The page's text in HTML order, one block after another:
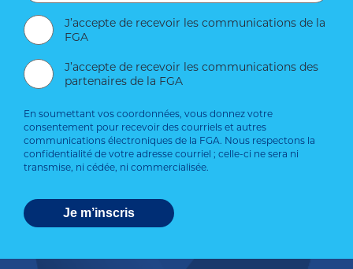
J’accepte de recevoir les communications de la
FGA
J’accepte de recevoir les communications des
partenaires de la FGA
En soumettant vos coordonnées, vous donnez votre
consentement pour recevoir des courriels et autres
communications électroniques de la FGA. Nous respectons la
confidentialité de votre adresse courriel ; celle-ci ne sera ni
transmise, ni cédée, ni commercialisée.